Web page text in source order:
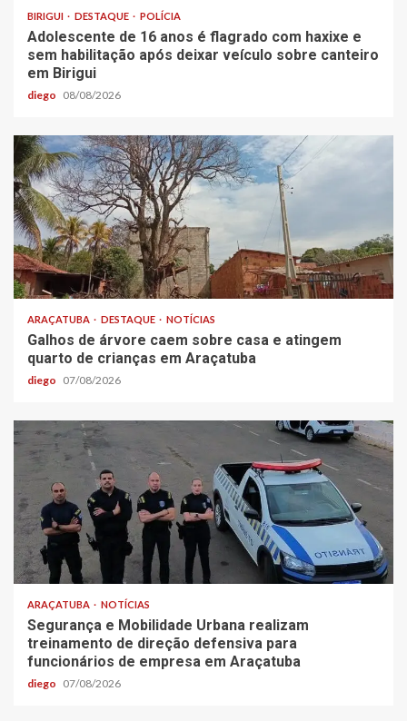
BIRIGUI DESTAQUE POLÍCIA
Adolescente de 16 anos é flagrado com haxixe e
sem habilitação após deixar veículo sobre canteiro
em Birigui
diego 08/08/2026
ARAÇATUBA DESTAQUE NOTÍCIAS
Galhos de árvore caem sobre casa e atingem
quarto de crianças em Araçatuba
diego 07/08/2026
ARAÇATUBA NOTÍCIAS
Segurança e Mobilidade Urbana realizam
treinamento de direção defensiva para
funcionários de empresa em Araçatuba
diego 07/08/2026